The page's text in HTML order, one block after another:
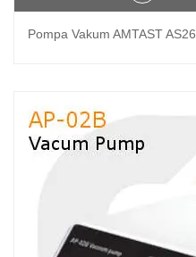
Pompa Vakum AMTAST AS26